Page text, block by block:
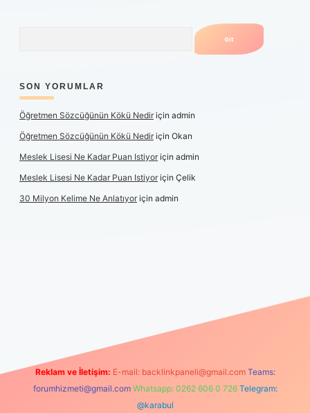
SON YORUMLAR
Öğretmen Sözcüğünün Kökü Nediriçin admin
Öğretmen Sözcüğünün Kökü Nediriçin Okan
Meslek Lisesi Ne Kadar Puan Istiyoriçin admin
Meslek Lisesi Ne Kadar Puan Istiyoriçin Çelik
30 Milyon Kelime Ne Anlatıyoriçin admin
elexbetgiris.org
Reklam ve İletişim: E-mail: backlinkpaneli@gmail.com Teams:
forumhizmeti@gmail.com Whatsapp: 0262 606 0 726 Telegram:
@karabul